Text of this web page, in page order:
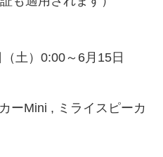
土）0:00～6月15日
ーMini , ミライスピーカ